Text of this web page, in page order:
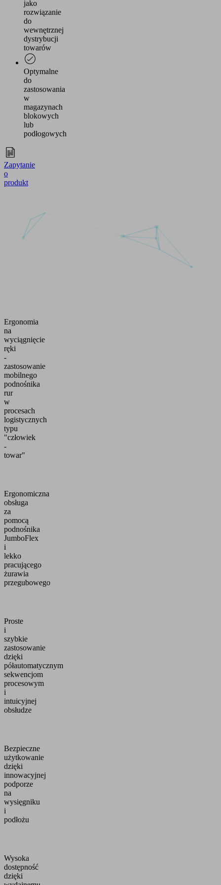
jako
rozwiązanie
do
wewnętrznej
dystrybucji
towarów
Optymalne
do
zastosowania
w
magazynach
blokowych
lub
podłogowych
Zapytanie
o
produkt
Ergonomia
na
wyciągnięcie
ręki
-
zastosowanie
mobilnego
podnośnika
rur
w
procesach
logistycznych
typu
"człowiek
-
towar"
Ergonomiczna
obsługa
za
pomocą
podnośnika
JumboFlex
i
lekko
pracującego
żurawia
przegubowego
Proste
i
szybkie
zastosowanie
dzięki
półautomatycznym
sekwencjom
procesowym
i
intuicyjnej
obsłudze
Bezpieczne
użytkowanie
dzięki
innowacyjnej
podporze
na
wysięgniku
i
podłożu
Wysoka
dostępność
dzięki